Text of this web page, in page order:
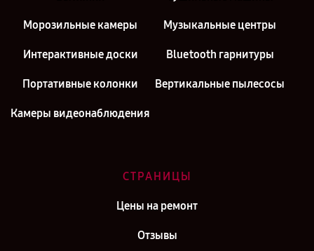
Морозильные камеры Музыкальные центры
Интерактивные доски Bluetooth гарнитуры
Портативные колонки Вертикальные пылесосы
Камеры видеонаблюдения
СТРАНИЦЫ
Цены на ремонт
Отзывы